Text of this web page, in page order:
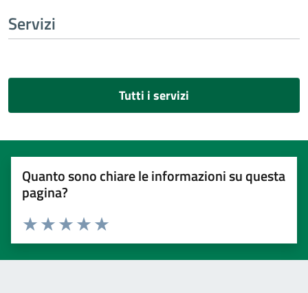
Servizi
Tutti i servizi
Quanto sono chiare le informazioni su questa
pagina?
Valuta 5 stelle su 5
Valuta 4 stelle su 5
Valuta 3 stelle su 5
Valuta 2 stelle su 5
Valuta 1 stelle su 5